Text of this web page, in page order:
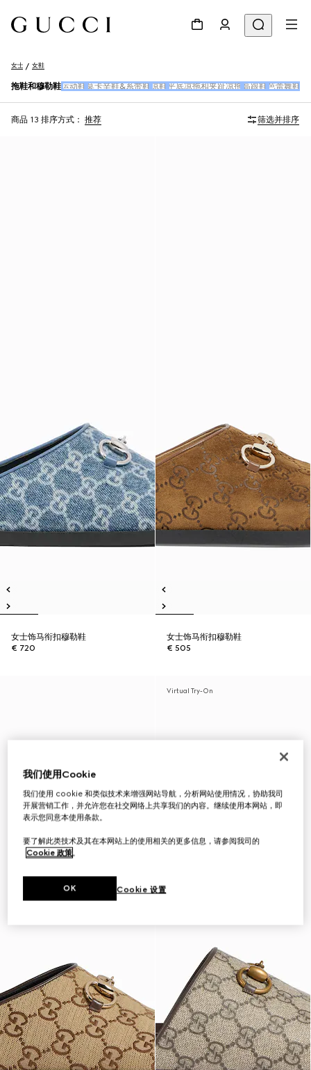
女士 女鞋
拖鞋和穆勒鞋 运动鞋 莫卡辛鞋&系带鞋 凉鞋 平底凉拖和夹趾凉拖 高跟鞋 芭蕾舞鞋
商品 13 排序方式： 推荐 筛选并排序
女士饰马衔扣穆勒鞋
€ 720
女士饰马衔扣穆勒鞋
€ 505
Virtual Try-On
我们使用Cookie
我们使用 cookie 和类似技术来增强网站导航，分析网站使用情况，协助我司
开展营销工作，并允许您在社交网络上共享我们的内容。继续使用本网站，即
表示您同意本使用条款。
要了解此类技术及其在本网站上的使用相关的更多信息，请参阅我司的
Cookie 政策。
Cookie 设置
OK